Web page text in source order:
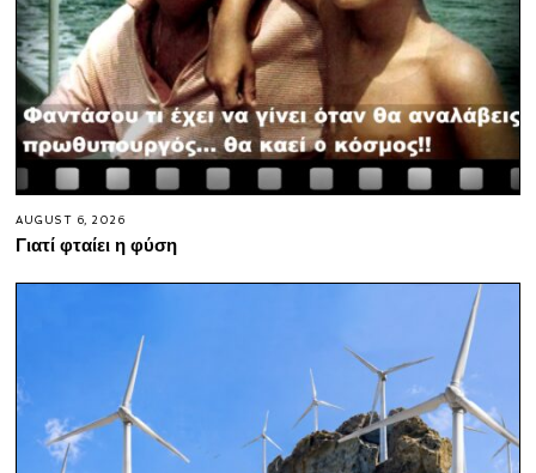
AUGUST 6, 2026
Γιατί φταίει η φύση